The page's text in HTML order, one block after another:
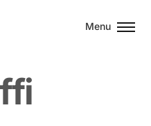
Menu
ffi